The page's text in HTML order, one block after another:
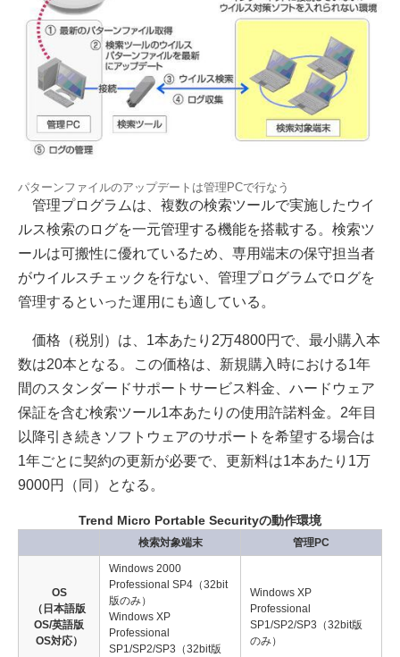
パターンファイルのアップデートは管理PCで行なう
管理プログラムは、複数の検索ツールで実施したウイ
ルス検索のログを一元管理する機能を搭載する。検索ツ
ールは可搬性に優れているため、専用端末の保守担当者
がウイルスチェックを行ない、管理プログラムでログを
管理するといった運用にも適している。
価格（税別）は、1本あたり2万4800円で、最小購入本
数は20本となる。この価格は、新規購入時における1年
間のスタンダードサポートサービス料金、ハードウェア
保証を含む検索ツール1本あたりの使用許諾料金。2年目
以降引き続きソフトウェアのサポートを希望する場合は
1年ごとに契約の更新が必要で、更新料は1本あたり1万
9000円（同）となる。
Trend Micro Portable Securityの動作環境
検索対象端末 管理PC
OS
（日本語版
OS/英語版
OS対応）
Windows 2000
Professional SP4（32bit
版のみ）
Windows XP
Professional
SP1/SP2/SP3（32bit版
Windows XP
Professional
SP1/SP2/SP3（32bit版
のみ）